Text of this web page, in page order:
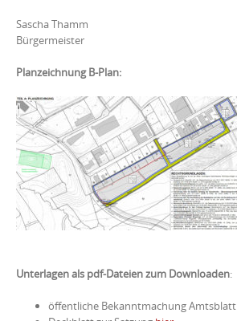
Sascha Thamm
Bürgermeister
Planzeichnung B-Plan:
Unterlagen als pdf-Dateien zum Downloaden:
öffentliche Bekanntmachung Amtsblatt